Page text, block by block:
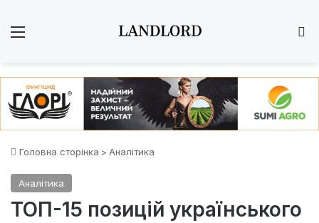
Головна сторінка > Аналітика
Аналітика
ТОП-15 позицій українського